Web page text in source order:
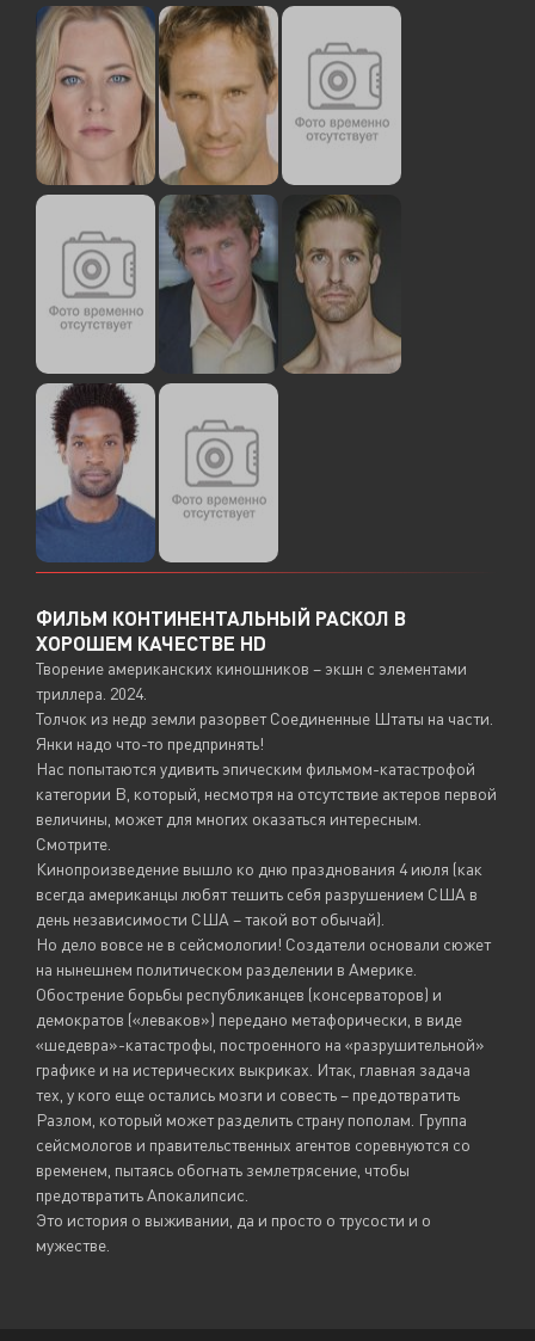
ФИЛЬМ КОНТИНЕНТАЛЬНЫЙ РАСКОЛ В
ХОРОШЕМ КАЧЕСТВЕ HD
Творение американских киношников – экшн с элементами
триллера. 2024.
Толчок из недр земли разорвет Соединенные Штаты на части.
Янки надо что-то предпринять!
Нас попытаются удивить эпическим фильмом-катастрофой
категории B, который, несмотря на отсутствие актеров первой
величины, может для многих оказаться интересным.
Смотрите.
Кинопроизведение вышло ко дню празднования 4 июля (как
всегда американцы любят тешить себя разрушением США в
день независимости США – такой вот обычай).
Но дело вовсе не в сейсмологии! Создатели основали сюжет
на нынешнем политическом разделении в Америке.
Обострение борьбы республиканцев (консерваторов) и
демократов («леваков») передано метафорически, в виде
«шедевра»-катастрофы, построенного на «разрушительной»
графике и на истерических выкриках. Итак, главная задача
тех, у кого еще остались мозги и совесть – предотвратить
Разлом, который может разделить страну пополам. Группа
сейсмологов и правительственных агентов соревнуются со
временем, пытаясь обогнать землетрясение, чтобы
предотвратить Апокалипсис.
Это история о выживании, да и просто о трусости и о
мужестве.